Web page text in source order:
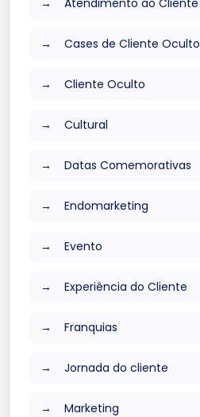
Cases de Cliente Oculto
Cliente Oculto
Cultural
Datas Comemorativas
Endomarketing
Evento
Experiência do Cliente
Franquias
Jornada do cliente
Marketing